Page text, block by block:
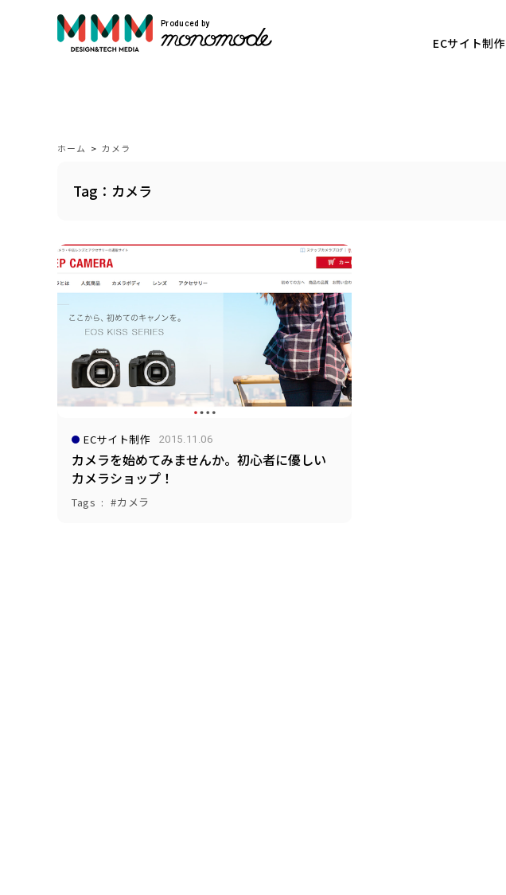
Produced by
ECサイト制作
Service
自社開発のプロダクトを展開しています。
VIEW MORE
ホーム > カメラ
Tag：カメラ
ECサイト制作 2015.11.06
カメラを始めてみませんか。初心者に優しい
カメラショップ！
Tags カメラ